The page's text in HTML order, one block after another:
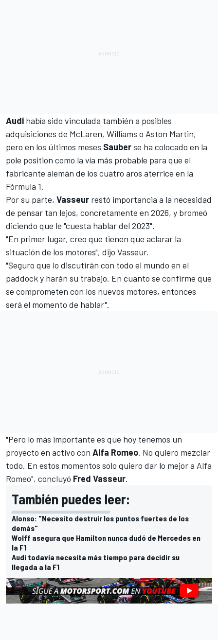
Audi había sido vinculada también a posibles
adquisiciones de McLaren, Williams o Aston Martin,
pero en los últimos meses Sauberse ha colocado en la
pole position como la vía más probable para que el
fabricante alemán de los cuatro aros aterrice en la
Fórmula 1.
Por su parte, Vasseur restó importancia a la necesidad
de pensar tan lejos, concretamente en 2026, y bromeó
diciendo que le "cuesta hablar del 2023".
"En primer lugar, creo que tienen que aclarar la
situación de los motores", dijo Vasseur.
"Seguro que lo discutirán con todo el mundo en el
paddock y harán su trabajo. En cuanto se confirme que
se comprometen con los nuevos motores, entonces
será el momento de hablar".
"Pero lo más importante es que hoy tenemos un
proyecto en activo con Alfa Romeo. No quiero mezclar
todo. En estos momentos solo quiero dar lo mejor a Alfa
Romeo", concluyó Fred Vasseur.
También puedes leer:
Alonso: "Necesito destruir los puntos fuertes de los
demás"
Wolff asegura que Hamilton nunca dudó de Mercedes en
la F1
Audi todavía necesita más tiempo para decidir su
llegada a la F1